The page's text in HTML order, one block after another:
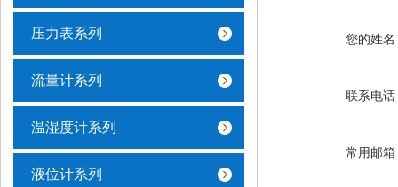
压力表系列
流量计系列
温湿度计系列
液位计系列
您的姓名
联系电话
常用邮箱